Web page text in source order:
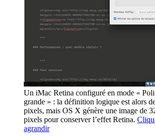
Un iMac Retina configuré en mode «
grande » : la définition logique est alors
pixels, mais OS X génère une image de
pixels pour conserver l’effet Retina.
agrandir